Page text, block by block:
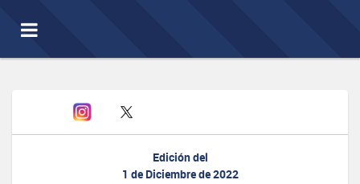
Toggle
navigation
Edición del
1 de Diciembre de 2022